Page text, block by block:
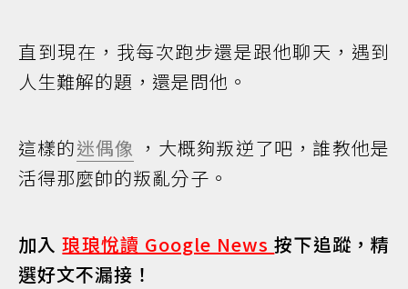
直到現在，我每次跑步還是跟他聊天，遇到
人生難解的題，還是問他。
這樣的迷偶像 ，大概夠叛逆了吧，誰教他是
活得那麼帥的叛亂分子。
加入琅琅悅讀 Google News按下追蹤，精
選好文不漏接！